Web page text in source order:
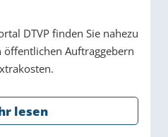
DTVP finden Sie nahezu
öffentlichen Auftraggebern
lesen